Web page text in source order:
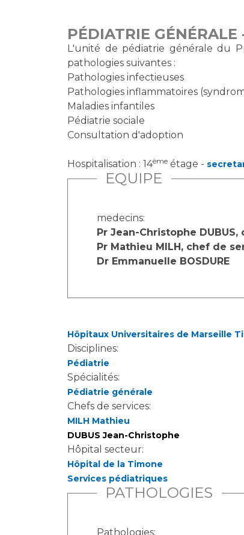
PÉDIATRIE
L'unité de pédiatrie générale du
pathologies suivantes :
Pathologies infectieuses
Pathologies inflammatoires
Maladies infantiles
Pédiatrie sociale
Consultation d'adoption
Hospitalisation : 14ème étage -
EQUIPE
medecins:
Pr Jean-Christophe
Pr Mathieu MILH, chef de
Dr Emmanuelle BOSDURE
Hôpitaux Universitaires de Marseille
Disciplines:
Pédiatrie
Spécialités:
Pédiatrie générale
Chefs de services:
MILH Mathieu
DUBUS Jean-Christophe
Hôpital secteur:
Hôpital de la Timone
Services pédiatriques
PATHOLOGIES
Pathologies: